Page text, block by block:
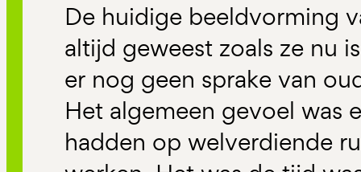
De huidige beeldvorming
altijd geweest zoals ze nu
er nog geen sprake van
Het algemeen gevoel was
hadden op welverdiende